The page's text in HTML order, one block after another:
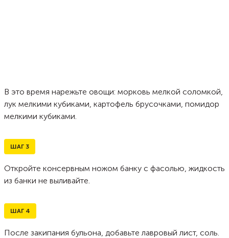
В это время нарежьте овощи: морковь мелкой соломкой,
лук мелкими кубиками, картофель брусочками, помидор
мелкими кубиками.
ШАГ 3
Откройте консервным ножом банку с фасолью, жидкость
из банки не выливайте.
ШАГ 4
После закипания бульона, добавьте лавровый лист, соль.